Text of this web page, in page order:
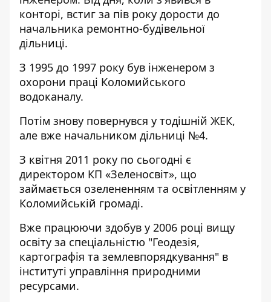
конторі, встиг за пів року дорости до
начальника ремонтно-будівельної
дільниці.
З 1995 до 1997 року був інженером з
охорони праці Коломийського
водоканалу.
Потім знову повернувся у тодішній ЖЕК,
але вже начальником дільниці №4.
З квітня 2011 року по сьогодні є
директором КП «Зеленосвіт», що
займається озелененням та освітленням у
Коломийській громаді.
Вже працюючи здобув у 2006 році вищу
освіту за спеціальністю "Геодезія,
картографія та землевпорядкування" в
інституті управління природними
ресурсами.